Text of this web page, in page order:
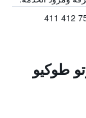
طوكيو